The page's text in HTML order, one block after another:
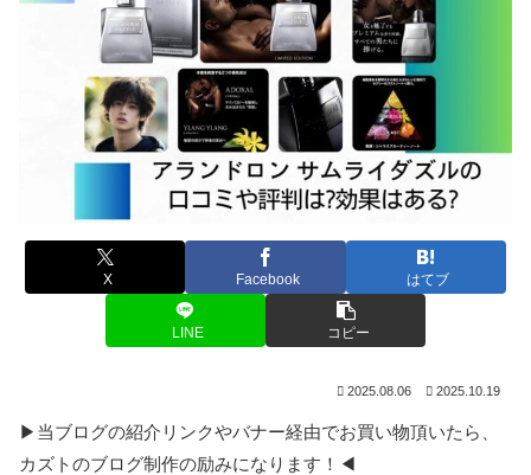
X Facebook はてブ
LINE コピー
2025.08.06 2025.10.19
▶当ブログの紹介リンクやバナー経由でお買い物頂いたら、
カズトのブログ制作の励みになります！◀